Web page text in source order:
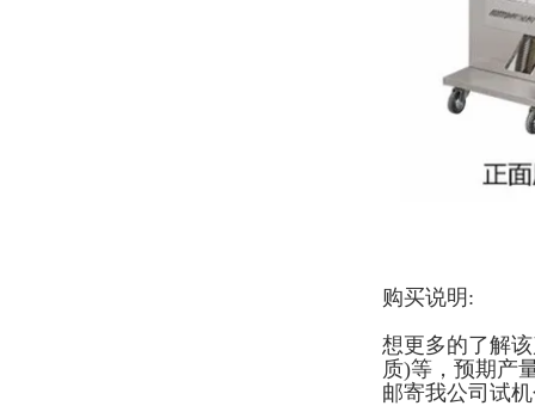
购买说明:
想更多的了解
质)等，预期产
邮寄我公司试